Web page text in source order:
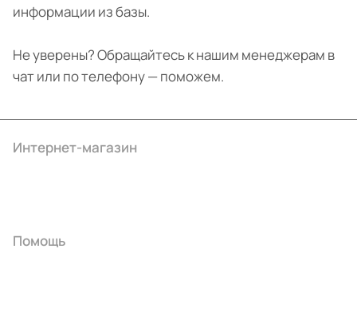
информации из базы.
Не уверены? Обращайтесь к нашим менеджерам в
чат или по телефону — поможем.
Интернет-магазин
Помощь